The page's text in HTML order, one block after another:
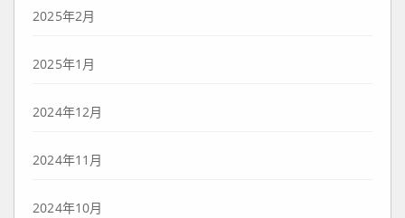
2025年2月
2025年1月
2024年12月
2024年11月
2024年10月